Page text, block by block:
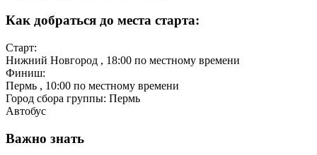
Как добраться до места старта:
Старт:
Нижний Новгород , 18:00 по местному времени
Финиш:
Пермь , 10:00 по местному времени
Город сбора группы: Пермь
Автобус
Важно знать